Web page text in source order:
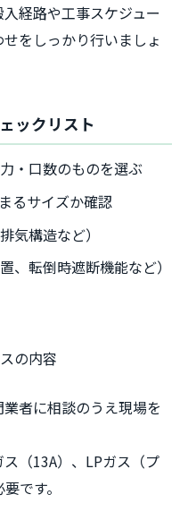
経路や工事スケジュー
をしっかり行いましょ
ックリスト
・口数のものを選ぶ
るサイズか確認
気構造など）
、転倒時遮断機能など）
の内容
者に相談のうえ現場を
（13A）、LPガス（プ
です。